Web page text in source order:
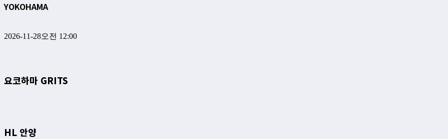
YOKOHAMA
2026-11-28오전 12:00
요코하마 GRITS
HL 안양